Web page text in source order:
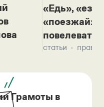
«Едь»,
«поезжай»?
повелевать
статьи
Грамоты в